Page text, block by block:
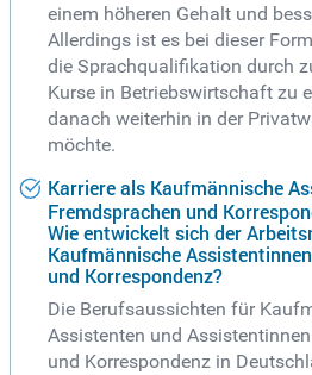
einem höheren Gehalt und
Allerdings ist es bei dieser
die Sprachqualifikation durch
Kurse in Betriebswirtschaft zu
danach weiterhin in der
möchte.
Karriere als Kaufmännische
Fremdsprachen und
Wie entwickelt sich der
Kaufmännische
und Korrespondenz?
Die Berufsaussichten für
Assistenten und
und Korrespondenz in